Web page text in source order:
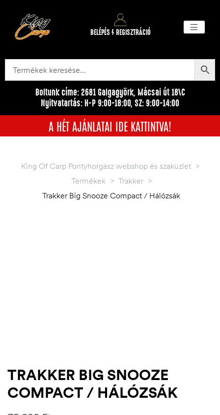
BELÉPÉS / REGISZTRÁCIÓ
Boltunk címe: 2681 Galgagyörk, Mácsai út 18\C
Nyitvatartás: H-P 9:00-18:00, SZ: 9:00-14:00
A HÉT AJÁNLATAI IDE KATTINTVA!
King Of Carp Pontyhorgász webshop és szaküzlet >
Termékek > Trakker >
Trakker Big Snooze Compact / Hálózsák
TRAKKER BIG SNOOZE
COMPACT / HÁLÓZSÁK